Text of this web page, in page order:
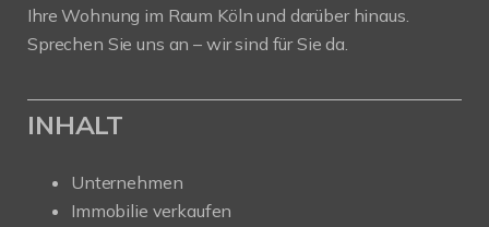
Ihre Wohnung im Raum Köln und darüber hinaus.
Sprechen Sie uns an – wir sind für Sie da.
INHALT
Unternehmen
Immobilie verkaufen